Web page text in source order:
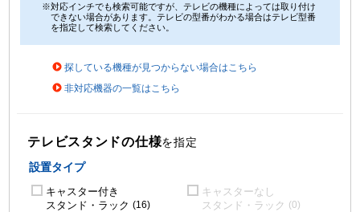
※対応インチでも検索可能ですが、テレビの機種によっては取り付け
できない場合があります。テレビの型番がわかる場合はテレビ型番
を指定して検索してください。
探している機種が見つからない場合はこちら
非対応機器の一覧はこちら
テレビスタンドの仕様を指定
設置タイプ
キャスター付き
スタンド・ラック (16)
キャスターなし
スタンド・ラック (0)